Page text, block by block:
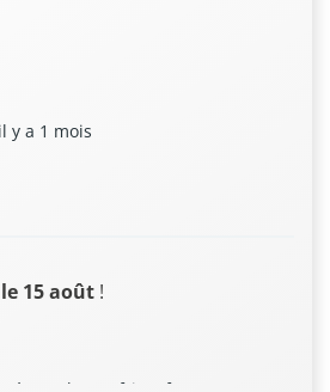
y a 1 mois
15 août !